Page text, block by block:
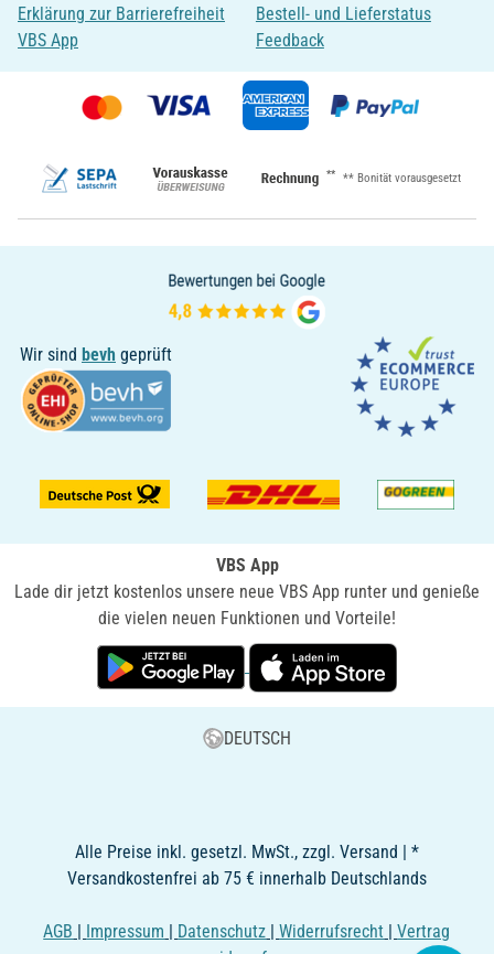
Erklärung zur Barrierefreiheit
VBS App
Bestell- und Lieferstatus
Feedback
** ** Bonität vorausgesetzt
Wir sind bevh geprüft
VBS App
Lade dir jetzt kostenlos unsere neue VBS App runter und genieße
die vielen neuen Funktionen und Vorteile!
DEUTSCH
Alle Preise inkl. gesetzl. MwSt., zzgl. Versand | *
Versandkostenfrei ab 75 € innerhalb Deutschlands
AGB | Impressum | Datenschutz |Widerrufsrecht |Vertrag